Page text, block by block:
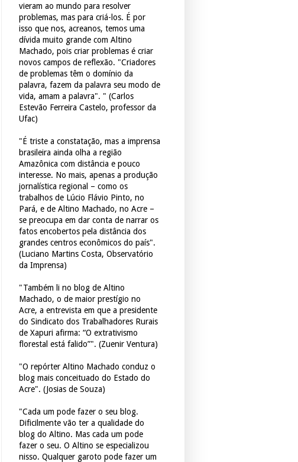
vieram ao mundo para resolver
problemas, mas para criá-los. É por
isso que nos, acreanos, temos uma
dívida muito grande com Altino
Machado, pois criar problemas é criar
novos campos de reflexão. "Criadores
de problemas têm o domínio da
palavra, fazem da palavra seu modo de
vida, amam a palavra". " (Carlos
Estevão Ferreira Castelo, professor da
Ufac)
"É triste a constatação, mas a imprensa
brasileira ainda olha a região
Amazônica com distância e pouco
interesse. No mais, apenas a produção
jornalística regional – como os
trabalhos de Lúcio Flávio Pinto, no
Pará, e de Altino Machado, no Acre –
se preocupa em dar conta de narrar os
fatos encobertos pela distância dos
grandes centros econômicos do país".
(Luciano Martins Costa, Observatório
da Imprensa)
"Também li no blog de Altino
Machado, o de maior prestígio no
Acre, a entrevista em que a presidente
do Sindicato dos Trabalhadores Rurais
de Xapuri afirma: “O extrativismo
florestal está falido”". (Zuenir Ventura)
"O repórter Altino Machado conduz o
blog mais conceituado do Estado do
Acre". (Josias de Souza)
"Cada um pode fazer o seu blog.
Dificilmente vão ter a qualidade do
blog do Altino. Mas cada um pode
fazer o seu. O Altino se especializou
nisso. Qualquer garoto pode fazer um